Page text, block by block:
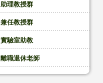
助理教授群
兼任教授群
實驗室助教
離職退休老師